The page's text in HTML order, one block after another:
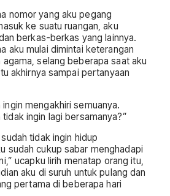
nomor yang aku pegang
ke suatu ruangan, aku
berkas-berkas yang lainnya.
aku mulai dimintai keterangan
selang beberapa saat aku
akhirnya sampai pertanyaan
ingin mengakhiri semuanya.
ingin lagi bersamanya?”
tidak ingin hidup
sudah cukup sabar menghadapi
ucapku lirih menatap orang itu,
aku di suruh untuk pulang dan
pertama di beberapa hari